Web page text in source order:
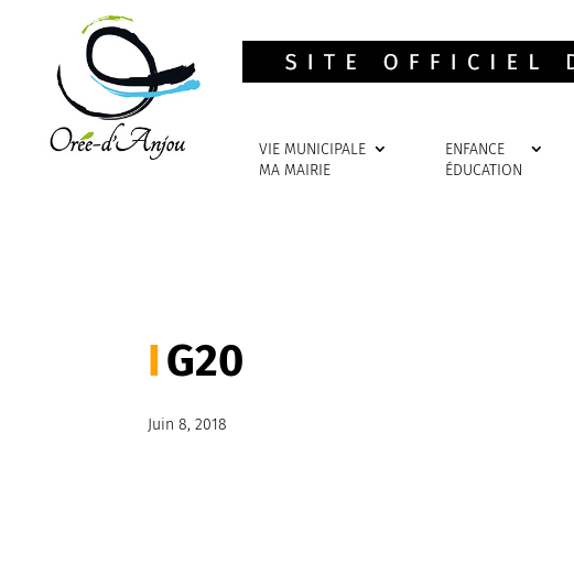
VIE MUNICIPALE
MA MAIRIE
ENFANCE
ÉDUCATION
G20
Juin 8, 2018